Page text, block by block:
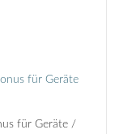
für Geräte /